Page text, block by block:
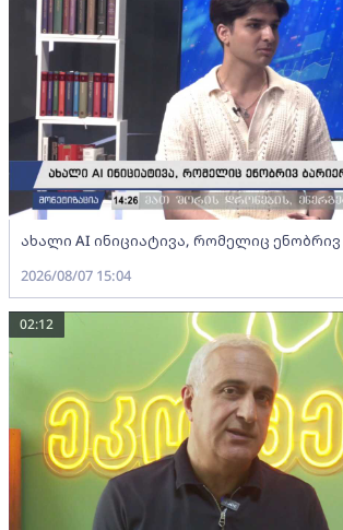
ახალი AI ინიციატივა, რომელიც
2026/08/07 15:04
02:12